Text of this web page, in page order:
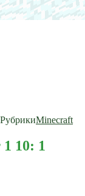
РубрикиMinecraft
10: 1